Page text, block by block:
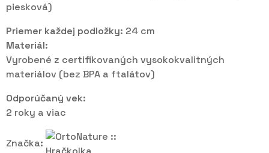
piesková)
Priemer každej podložky: 24 cm
Materiál:
Vyrobené z certifikovaných vysokokvalitných
materiálov (bez BPA a ftalátov)
Odporúčaný vek:
2 roky a viac
Značka: